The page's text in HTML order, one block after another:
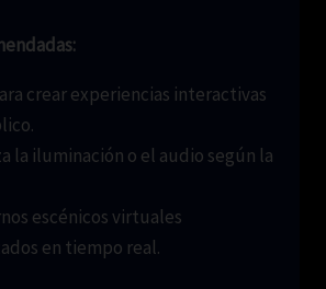
crear experiencias interactivas
la iluminación o el audio según la
escénicos virtuales
en tiempo real.